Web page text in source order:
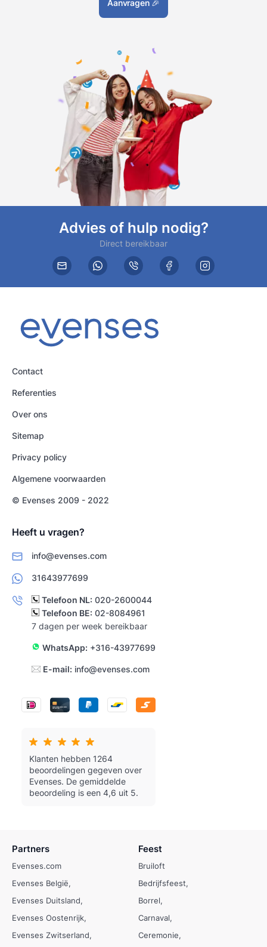
Aanvragen 🎉
Advies of hulp nodig?
Direct bereikbaar
Contact
Referenties
Over ons
Sitemap
Privacy policy
Algemene voorwaarden
© Evenses 2009 - 2022
Heeft u vragen?
info@evenses.com
31643977699
Telefoon NL: 020-2600044
Telefoon BE: 02-8084961
7 dagen per week bereikbaar
WhatsApp: +316-43977699
E-mail: info@evenses.com
Klanten hebben 1264
beoordelingen gegeven over
Evenses. De gemiddelde
beoordeling is een 4,6 uit 5.
Partners
Evenses.com
Evenses België
Evenses Duitsland
Evenses Oostenrijk
Evenses Zwitserland
Feest
Bruiloft
Bedrijfsfeest
Borrel
Carnaval
Ceremonie